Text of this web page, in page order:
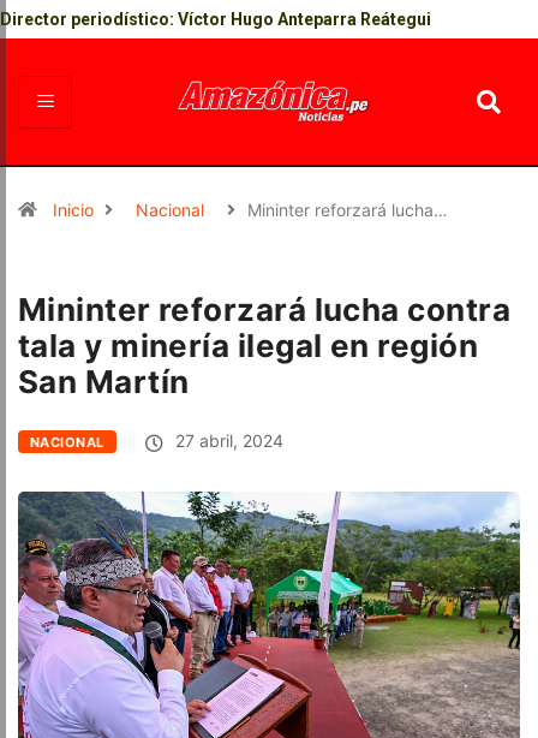
Director periodístico: Víctor Hugo Anteparra Reátegui
Inicio Nacional Mininter reforzará lucha…
Mininter reforzará lucha contra
tala y minería ilegal en región
San Martín
NACIONAL 27 abril, 2024